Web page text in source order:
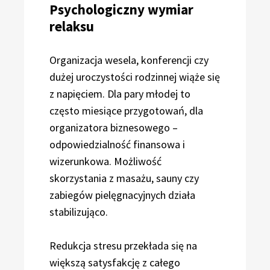
Psychologiczny wymiar
relaksu
Organizacja wesela, konferencji czy
dużej uroczystości rodzinnej wiąże się
z napięciem. Dla pary młodej to
często miesiące przygotowań, dla
organizatora biznesowego –
odpowiedzialność finansowa i
wizerunkowa. Możliwość
skorzystania z masażu, sauny czy
zabiegów pielęgnacyjnych działa
stabilizująco.
Redukcja stresu przekłada się na
większą satysfakcję z całego